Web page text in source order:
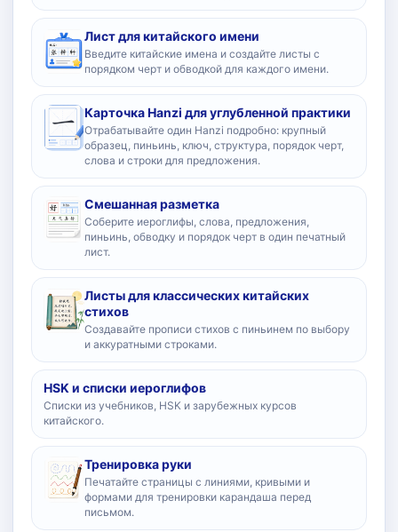
Лист для китайского имени
Введите китайские имена и создайте листы с
порядком черт и обводкой для каждого имени.
Карточка Hanzi для углубленной практики
Отрабатывайте один Hanzi подробно: крупный
образец, пиньинь, ключ, структура, порядок черт,
слова и строки для предложения.
Смешанная разметка
Соберите иероглифы, слова, предложения,
пиньинь, обводку и порядок черт в один печатный
лист.
Листы для классических китайских
стихов
Создавайте прописи стихов с пиньинем по выбору
и аккуратными строками.
HSK и списки иероглифов
Списки из учебников, HSK и зарубежных курсов
китайского.
Тренировка руки
Печатайте страницы с линиями, кривыми и
формами для тренировки карандаша перед
письмом.